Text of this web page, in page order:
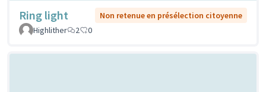
Ring light
Non retenue en présélection citoyenne
Highlither
2 0